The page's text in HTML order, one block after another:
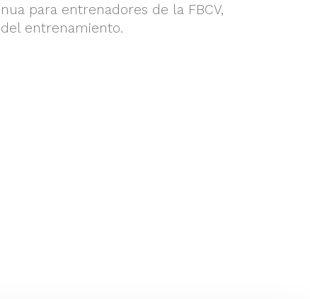
para entrenadores de la FBCV,
entrenamiento.